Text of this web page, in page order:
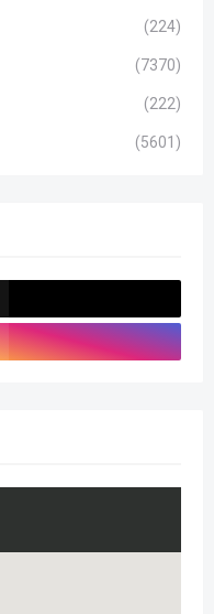
(224)
(7370)
(222)
(5601)